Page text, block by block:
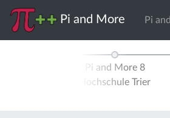
Pi and More Pi
Pi and More 8
Hochschule Trier